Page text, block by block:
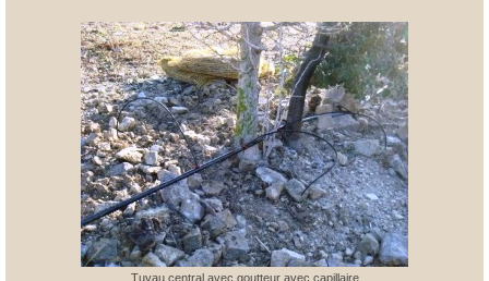
Tuyau central avec goutteur avec capillaire